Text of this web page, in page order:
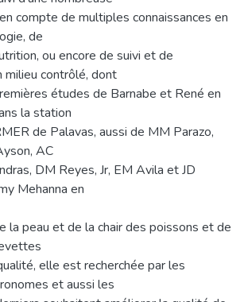
compte de multiples connaissances en
de
ou encore de suivi et de
milieu contrôlé, dont
études de Barnabe et René en
la station
de Palavas, aussi de MM Parazo,
AC
DM Reyes, Jr, EM Avila et JD
Mehanna en
la peau et de la chair des poissons et de
elle est recherchée par les
et aussi les